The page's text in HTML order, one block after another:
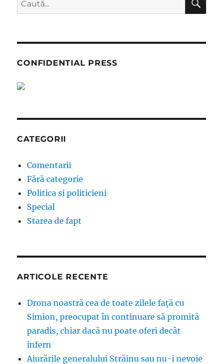
după:
CONFIDENTIAL PRESS
CATEGORII
Comentarii
Fără categorie
Politica si politicieni
Special
Starea de fapt
ARTICOLE RECENTE
Drona noastră cea de toate zilele față cu
Simion, preocupat în continuare să promită
paradis, chiar dacă nu poate oferi decât
infern
Aiurările generalului Străinu sau nu-i nevoie